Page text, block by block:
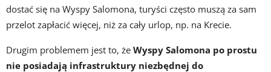
dostać się na Wyspy Salomona, turyści często muszą za sam
przelot zapłacić więcej, niż za cały urlop, np. na Krecie.
Drugim problemem jest to, że Wyspy Salomona po prostu
nie posiadają infrastruktury niezbędnej do